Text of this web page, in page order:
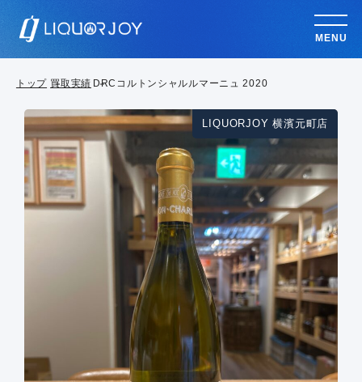
MENU
トップ 買取実績 DRCコルトンシャルルマーニュ 2020
LIQUORJOY 横濱元町店